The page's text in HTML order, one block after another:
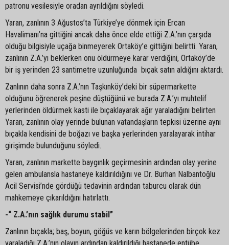
patronu vesilesiyle oradan ayrıldığını söyledi.
Yaran, zanlının 3 Ağustos’ta Türkiye’ye dönmek için Ercan
Havalimanı’na gittiğini ancak daha önce elde ettiği Z.A.’nın çarşıda
olduğu bilgisiyle uçağa binmeyerek Ortaköy’e gittiğini belirtti. Yaran,
zanlının Z.A.’yı beklerken onu öldürmeye karar verdiğini, Ortaköy’de
bir iş yerinden 23 santimetre uzunluğunda bıçak satın aldığını aktardı.
Zanlının daha sonra Z.A.’nın Taşkınköy’deki bir süpermarkette
olduğunu öğrenerek peşine düştüğünü ve burada Z.A.’yı muhtelif
yerlerinden öldürmek kasti ile bıçaklayarak ağır yaraladığını belirten
Yaran, zanlının olay yerinde bulunan vatandaşların tepkisi üzerine aynı
bıçakla kendisini de boğazı ve başka yerlerinden yaralayarak intihar
girişimde bulunduğunu söyledi.
Yaran, zanlının markette baygınlık geçirmesinin ardından olay yerine
gelen ambulansla hastaneye kaldırıldığını ve Dr. Burhan Nalbantoğlu
Acil Servisi’nde gördüğü tedavinin ardından taburcu olarak dün
mahkemeye çıkarıldığını hatırlattı.
-“ Z.A.’nın sağlık durumu stabil”
Zanlının bıçakla; baş, boyun, göğüs ve karın bölgelerinden birçok kez